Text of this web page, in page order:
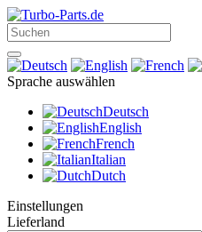
Sprache auswählen
Deutsch
English
French
Italian
Dutch
Einstellungen
Lieferland